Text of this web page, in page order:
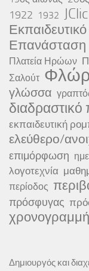
1922 1932 JClic
Επανάσταση
Πλατεία Ηρώων
Σαλούτ
γλώσσα
διαδραστικό
εκπαιδευτική
ελεύθερο/
επιμόρφωση
λογοτεχνία
περίοδος
πρόσφυγας
χρονογραμμή
Δημιουργός και